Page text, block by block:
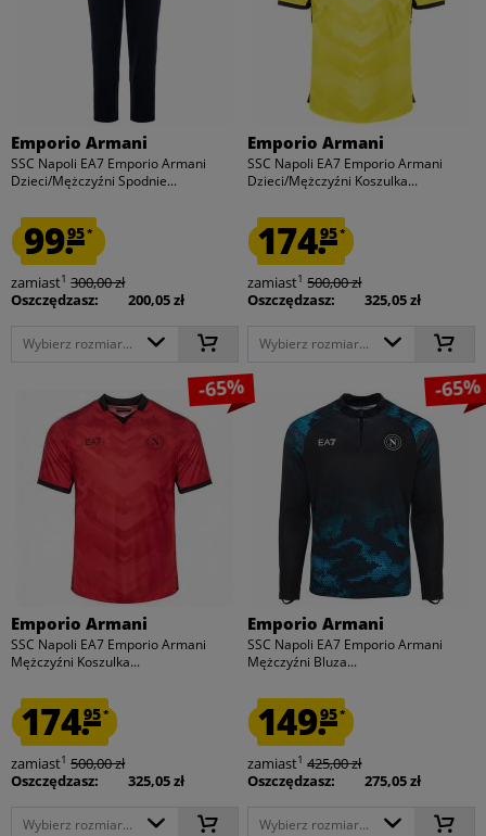
Emporio Armani
SSC Napoli EA7 Emporio Armani
Dzieci/Mężczyźni Spodnie...
99.95*
zamiast1 300,00 zł
Oszczędzasz:
200,05 zł
Wybierz rozmiar...
Emporio Armani
SSC Napoli EA7 Emporio Armani
Dzieci/Mężczyźni Koszulka...
174.95*
zamiast1 500,00 zł
Oszczędzasz:
325,05 zł
Wybierz rozmiar...
-65%
Emporio Armani
SSC Napoli EA7 Emporio Armani
Mężczyźni Koszulka...
174.95*
zamiast1 500,00 zł
Oszczędzasz:
325,05 zł
Wybierz rozmiar...
-65%
Emporio Armani
SSC Napoli EA7 Emporio Armani
Mężczyźni Bluza...
149.95*
zamiast1 425,00 zł
Oszczędzasz:
275,05 zł
Wybierz rozmiar...